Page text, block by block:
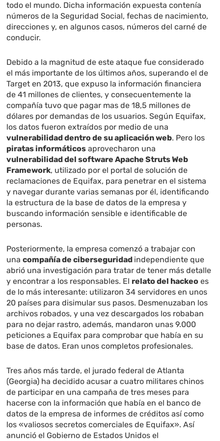
todo el mundo. Dicha información expuesta contenía
números de la Seguridad Social, fechas de nacimiento,
direcciones y, en algunos casos, números del carné de
conducir.
Debido a la magnitud de este ataque fue considerado
el más importante de los últimos años, superando el de
Target en 2013, que expuso la información financiera
de 41 millones de clientes, y consecuentemente la
compañía tuvo que pagar mas de 18,5 millones de
dólares por demandas de los usuarios. Según Equifax,
los datos fueron extraídos por medio de una
vulnerabilidad dentro de su aplicación web. Pero los
piratas informáticos aprovecharon una
vulnerabilidad del software Apache Struts Web
Framework, utilizado por el portal de solución de
reclamaciones de Equifax, para penetrar en el sistema
y navegar durante varias semanas por él, identificando
la estructura de la base de datos de la empresa y
buscando información sensible e identificable de
personas.
Posteriormente, la empresa comenzó a trabajar con
unacompañía de ciberseguridad independiente que
abrió una investigación para tratar de tener más detalle
y encontrar a los responsables. El relato del hackeo es
de lo más interesante: utilizaron 34 servidores en unos
20 países para disimular sus pasos. Desmenuzaban los
archivos robados, y una vez descargados los robaban
para no dejar rastro, además, mandaron unas 9.000
peticiones a Equifax para comprobar que había en su
base de datos. Eran unos completos profesionales.
Tres años más tarde, el jurado federal de Atlanta
(Georgia) ha decidido acusar a cuatro militares chinos
de participar en una campaña de tres meses para
hacerse con la información que había en el banco de
datos de la empresa de informes de créditos así como
los «valiosos secretos comerciales de Equifax». Así
anunció el Gobierno de Estados Unidos el